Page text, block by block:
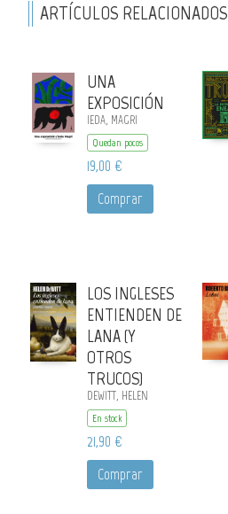
ARTÍCULOS RELACIONADOS
UNA
EXPOSICIÓN
IEDA, MAGRI
Quedan pocos
19,00 €
Comprar
LOS INGLESES
ENTIENDEN DE
LANA (Y
OTROS
TRUCOS)
DEWITT, HELEN
En stock
21,90 €
Comprar